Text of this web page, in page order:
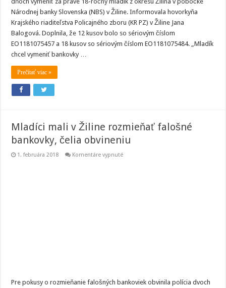
Národnej banky Slovenska (NBS) v Žiline. Informovala hovorkyňa
Krajského riaditeľstva Policajného zboru (KR PZ) v Žiline Jana
Balogová. Doplnila, že 12 kusov bolo so sériovým číslom
EO1181075457 a 18 kusov so sériovým číslom EO1181075484. „Mladík
chcel vymeniť bankovky …
Prečítať viac »
Mladíci mali v Žiline rozmieňať falošné
bankovky, čelia obvineniu
1. februára 2018 Komentáre vypnuténa
Pre pokusy o rozmieňanie falošných bankoviek obvinila polícia dvoch